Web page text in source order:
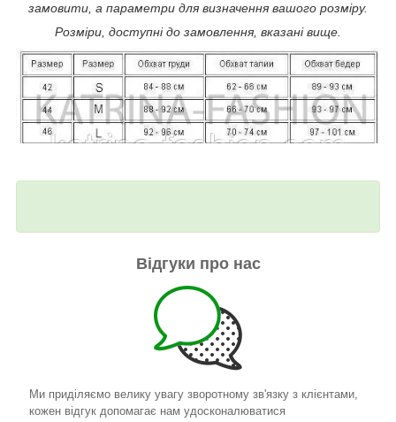
замовити, а параметри для визначення вашого розміру.
Розміри, доступні до замовлення, вказані вище.
Відгуки про нас
Ми приділяємо велику увагу зворотному зв'язку з клієнтами,
кожен відгук допомагає нам удосконалюватися